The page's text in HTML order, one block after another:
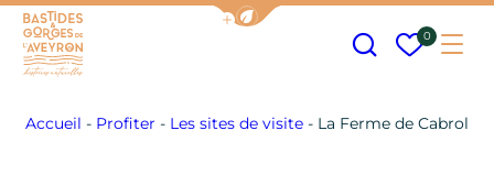
Afficher la barre de navigation
Mes
0
Accueil - Profiter - Les sites de visite - La Ferme de Cabrol